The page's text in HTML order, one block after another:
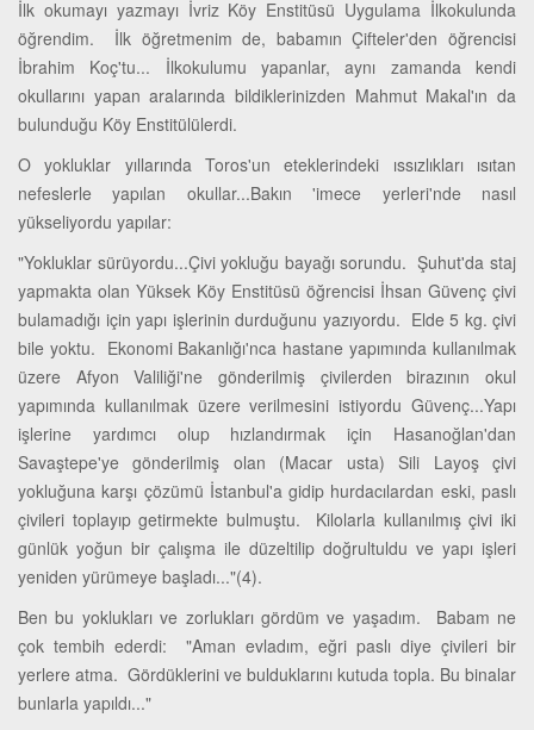
İlk okumayı yazmayı İvriz Köy Enstitüsü Uygulama İlkokulunda
öğrendim. İlk öğretmenim de, babamın Çifteler'den öğrencisi
İbrahim Koç'tu... İlkokulumu yapanlar, aynı zamanda kendi
okullarını yapan aralarında bildiklerinizden Mahmut Makal'ın da
bulunduğu Köy Enstitülülerdi.
O yokluklar yıllarında Toros'un eteklerindeki ıssızlıkları ısıtan
nefeslerle yapılan okullar...Bakın 'imece yerleri'nde nasıl
yükseliyordu yapılar:
"Yokluklar sürüyordu...Çivi yokluğu bayağı sorundu. Şuhut'da staj
yapmakta olan Yüksek Köy Enstitüsü öğrencisi İhsan Güvenç çivi
bulamadığı için yapı işlerinin durduğunu yazıyordu. Elde 5 kg. çivi
bile yoktu. Ekonomi Bakanlığı'nca hastane yapımında kullanılmak
üzere Afyon Valiliği'ne gönderilmiş çivilerden birazının okul
yapımında kullanılmak üzere verilmesini istiyordu Güvenç...Yapı
işlerine yardımcı olup hızlandırmak için Hasanoğlan'dan
Savaştepe'ye gönderilmiş olan (Macar usta) Sili Layoş çivi
yokluğuna karşı çözümü İstanbul'a gidip hurdacılardan eski, paslı
çivileri toplayıp getirmekte bulmuştu. Kilolarla kullanılmış çivi iki
günlük yoğun bir çalışma ile düzeltilip doğrultuldu ve yapı işleri
yeniden yürümeye başladı..."(4).
Ben bu yoklukları ve zorlukları gördüm ve yaşadım. Babam ne
çok tembih ederdi: "Aman evladım, eğri paslı diye çivileri bir
yerlere atma. Gördüklerini ve bulduklarını kutuda topla. Bu binalar
bunlarla yapıldı..."